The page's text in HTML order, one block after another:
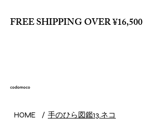
FREE SHIPPING OVER ¥16,500
codomoco
HOME / 手のひら図鑑13.ネコ